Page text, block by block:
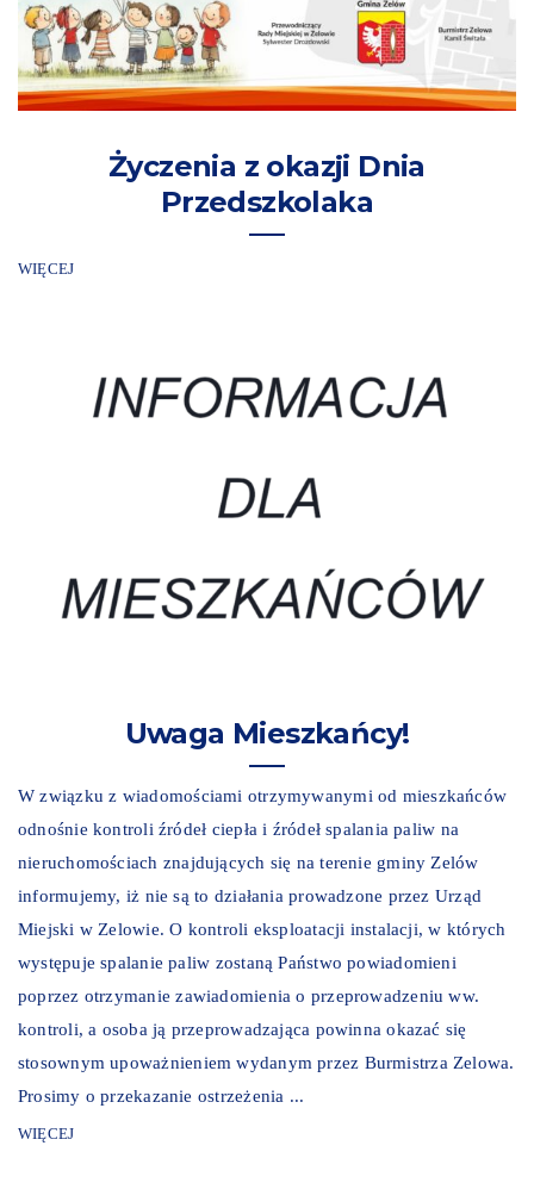
Życzenia z okazji Dnia
Przedszkolaka
WIĘCEJ
Uwaga Mieszkańcy!
W związku z wiadomościami otrzymywanymi od mieszkańców
odnośnie kontroli źródeł ciepła i źródeł spalania paliw na
nieruchomościach znajdujących się na terenie gminy Zelów
informujemy, iż nie są to działania prowadzone przez Urząd
Miejski w Zelowie. O kontroli eksploatacji instalacji, w których
występuje spalanie paliw zostaną Państwo powiadomieni
poprzez otrzymanie zawiadomienia o przeprowadzeniu ww.
kontroli, a osoba ją przeprowadzająca powinna okazać się
stosownym upoważnieniem wydanym przez Burmistrza Zelowa.
Prosimy o przekazanie ostrzeżenia ...
WIĘCEJ